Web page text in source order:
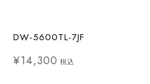
DW-5600TL-7JF
¥14,300 税込